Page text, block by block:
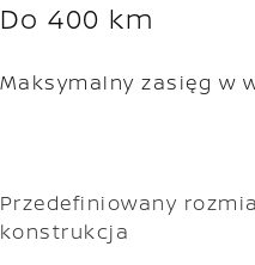
Do 400 km
Maksymalny zasięg w
Przedefiniowany
konstrukcja